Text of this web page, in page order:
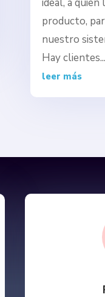
producto,
nuestro
Hay clientes...
leer más